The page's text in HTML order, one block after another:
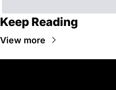
Keep Reading
View more